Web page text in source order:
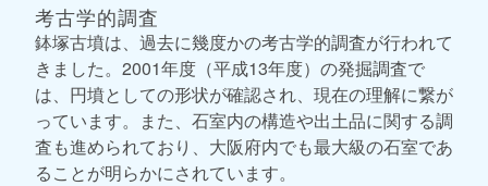
考古学的調査
鉢塚古墳は、過去に幾度かの考古学的調査が行われて
きました。2001年度（平成13年度）の発掘調査で
は、円墳としての形状が確認され、現在の理解に繋が
っています。また、石室内の構造や出土品に関する調
査も進められており、大阪府内でも最大級の石室であ
ることが明らかにされています。